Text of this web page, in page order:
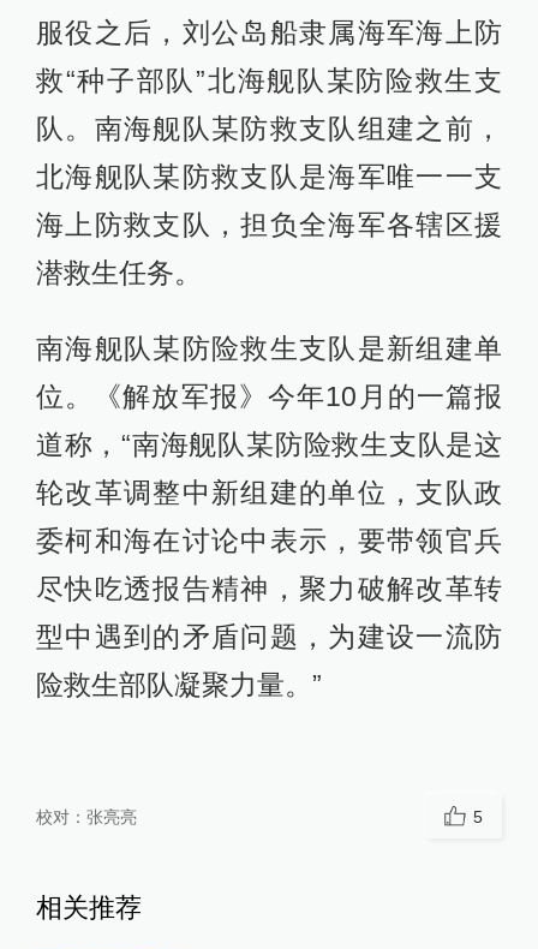
服役之后，刘公岛船隶属海军海上防
救“种子部队”北海舰队某防险救生支
队。南海舰队某防救支队组建之前，
北海舰队某防救支队是海军唯一一支
海上防救支队，担负全海军各辖区援
潜救生任务。
南海舰队某防险救生支队是新组建单
位。《解放军报》今年10月的一篇报
道称，“南海舰队某防险救生支队是这
轮改革调整中新组建的单位，支队政
委柯和海在讨论中表示，要带领官兵
尽快吃透报告精神，聚力破解改革转
型中遇到的矛盾问题，为建设一流防
险救生部队凝聚力量。”
校对： 张亮亮 5
相关推荐